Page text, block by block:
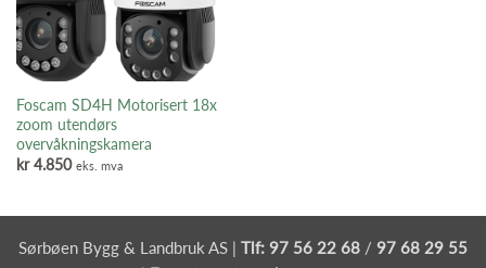
Foscam SD4H Motorisert 18x
zoom utendørs
overvåkningskamera
kr4.850 eks. mva
Sørbøen Bygg & Landbruk AS | Tlf: 97 56 22 68 / 97 68 29 55